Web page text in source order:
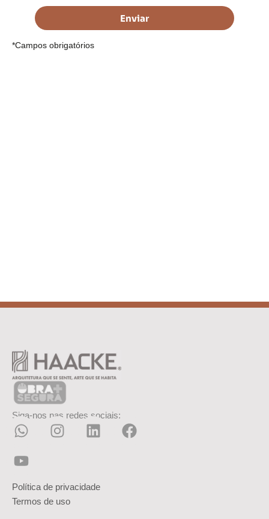
Enviar
*Campos obrigatórios
Siga-nos nas redes sociais:
Política de privacidade
Termos de uso